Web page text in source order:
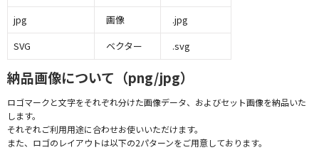
jpg
画像
.jpg
SVG
ベクター .svg
納品画像について（png/jpg）
ロゴマークと文字をそれぞれ分けた画像データ、およびセット画像を納品いた
します。
それぞれご利用用途に合わせお使いいただけます。
また、ロゴのレイアウトは以下の2パターンをご用意しております。